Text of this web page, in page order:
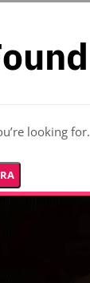
looking